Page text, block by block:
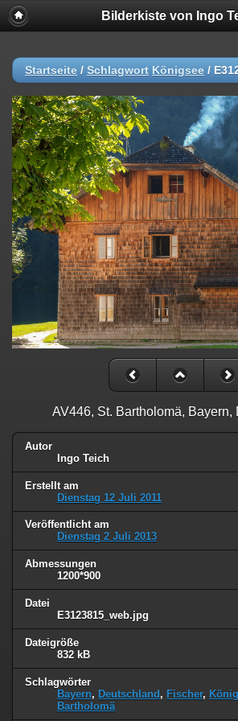
Bilderkiste von Ingo
Startseite / Schlagwort Königsee /
AV446, St. Bartholomä, Bayern,
Autor
Ingo Teich
Erstellt am
Dienstag 12 Juli 2011
Veröffentlicht am
Dienstag 2 Juli 2013
Abmessungen
1200*900
Datei
E3123815_web.jpg
Dateigröße
832 kB
Schlagwörter
Bayern, Deutschland , Fischer,
Bartholomä